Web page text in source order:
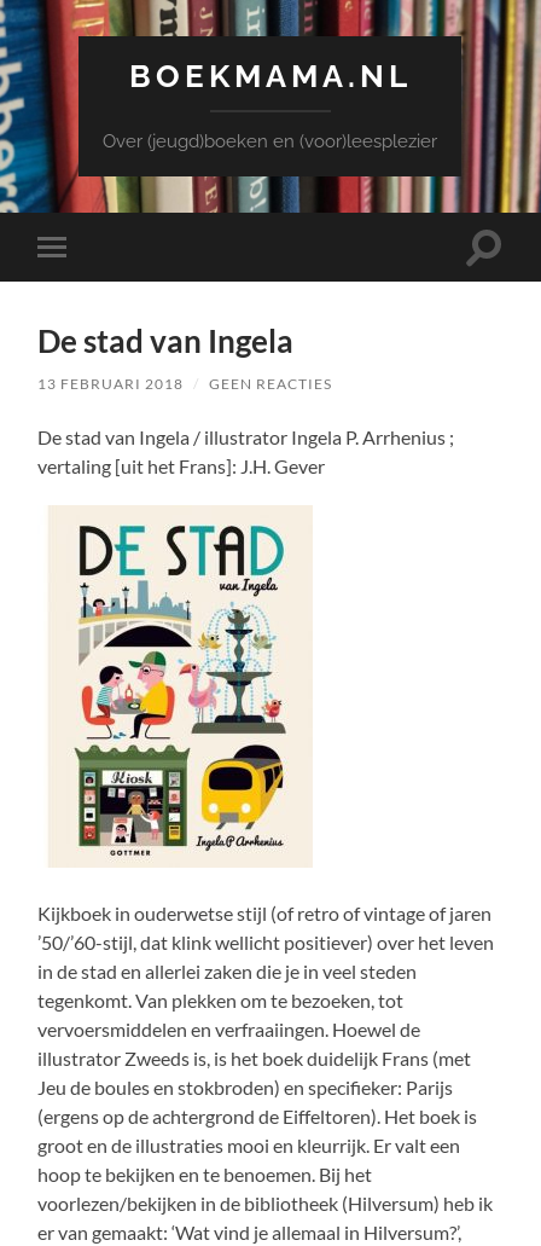
BOEKMAMA.NL
Over (jeugd)boeken en (voor)leesplezier
Toggle
mobiel
Toggle
De stad van Ingela
13 FEBRUARI 2018 / GEEN REACTIES
De stad van Ingela / illustrator Ingela P. Arrhenius ;
vertaling [uit het Frans]: J.H. Gever
Kijkboek in ouderwetse stijl (of retro of vintage of jaren
’50/’60-stijl, dat klink wellicht positiever) over het leven
in de stad en allerlei zaken die je in veel steden
tegenkomt. Van plekken om te bezoeken, tot
vervoersmiddelen en verfraaiingen. Hoewel de
illustrator Zweeds is, is het boek duidelijk Frans (met
Jeu de boules en stokbroden) en specifieker: Parijs
(ergens op de achtergrond de Eiffeltoren). Het boek is
groot en de illustraties mooi en kleurrijk. Er valt een
hoop te bekijken en te benoemen. Bij het
voorlezen/bekijken in de bibliotheek (Hilversum) heb ik
er van gemaakt: ‘Wat vind je allemaal in Hilversum?’,